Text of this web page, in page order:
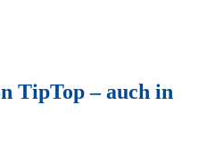
TipTop – auch in